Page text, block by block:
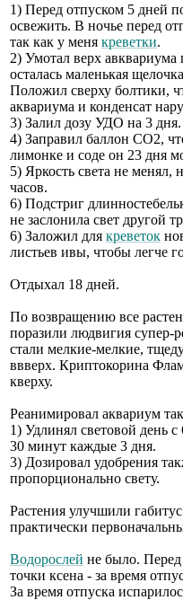
1) Перед отпуском 5 дней
освежить. В ночье перед
так как у меня креветки.
2) Умотал верх
осталась маленькая
Положил сверху болтики,
аквариума и конденсат
3) Залил дозу УДО на 3 дня.
4) Заправил баллон CO2,
лимонке и соде он 23 дня
5) Яркость света не менял,
часов.
6) Подстриг
не заслонила свет другой
6) Заложил для креветок
листьев ивы, чтобы легче
Отдыхал 18 дней.
По возвращению все
поразили людвигия супер-
стали мелкие-мелкие,
ввверх. Криптокорина
кверху.
Реанимировал аквариум
1) Удлинял световой день
30 минут каждые 3 дня.
3) Дозировал удобрения
пропорционально свету.
Растения улучшили
практически
Водорослей не было. Перед
точки ксена - за время
За время отпуска